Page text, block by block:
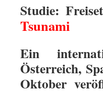
Studie:
Tsunami
Ein
Österreich,
Oktober